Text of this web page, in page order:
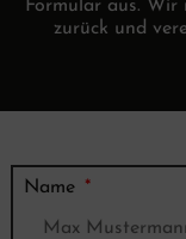
Formular aus. Wir
zurück und
Name